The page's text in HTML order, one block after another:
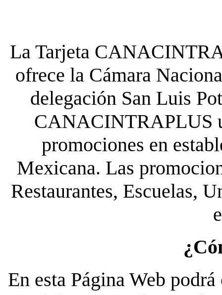
La Tarjeta
ofrece la Cámara
delegación San Luis
CANACINTRAPLUS
promociones en
Mexicana. Las
Restaurantes, Escuelas,
En esta Página Web